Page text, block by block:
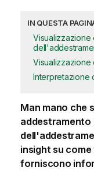
IN QUESTA
Visualizzazione
Visualizzazione
Interpretazione
Man mano che
addestramento
insight su
forniscono